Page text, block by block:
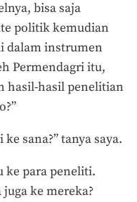
bisa saja
politik kemudian
dalam instrumen
Permendagri itu,
hasil-hasil penelitian
sana?” tanya saya.
ke para peneliti.
ke mereka?